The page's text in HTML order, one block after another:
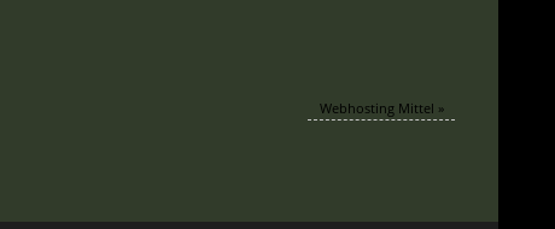
Webhosting Mittel »